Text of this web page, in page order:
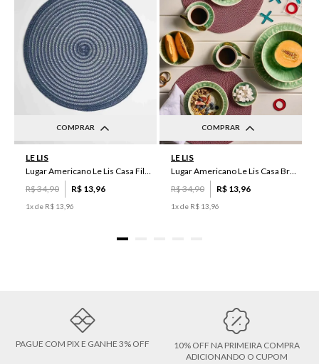
COMPRAR
LE LIS
Lugar Americano Le Lis Casa Filipa
R$34,90 R$ 13 96
1x de R$ 13 96
COMPRAR
LE LIS
Lugar Americano Le Lis Casa Brenda
R$34,90 R$ 13 96
1x de R$ 13 96
PAGUE COM PIX E GANHE 3% OFF
10% OFF NA PRIMEIRA COMPRA
ADICIONANDO O CUPOM